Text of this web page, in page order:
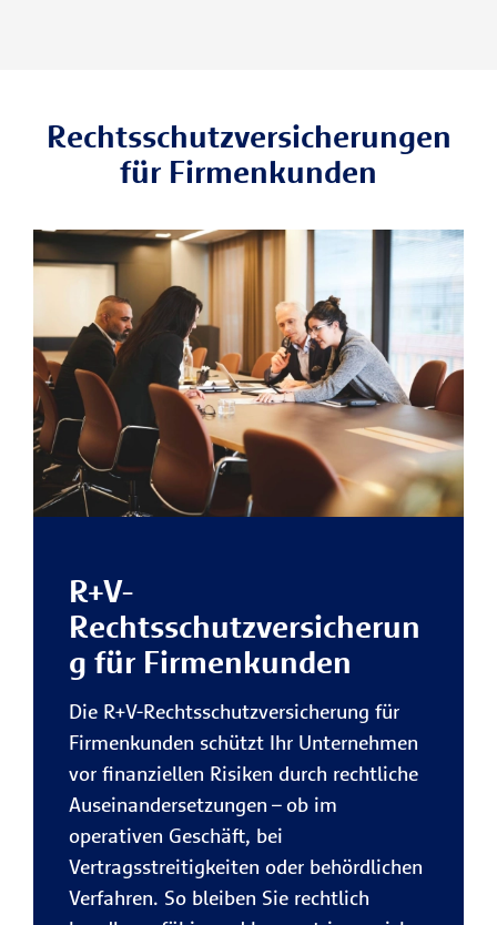
Rechtsschutzversicherungen
für Firmenkunden
R+V-
Rechtsschutzversicherun
g für Firmenkunden
Die R+V-Rechtsschutzversicherung für
Firmenkunden schützt Ihr Unternehmen
vor finanziellen Risiken durch rechtliche
Auseinandersetzungen – ob im
operativen Geschäft, bei
Vertragsstreitigkeiten oder behördlichen
Verfahren. So bleiben Sie rechtlich